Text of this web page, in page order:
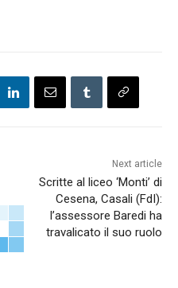
Next article
Scritte al liceo ‘Monti’ di
Cesena, Casali (FdI):
l’assessore Baredi ha
travalicato il suo ruolo